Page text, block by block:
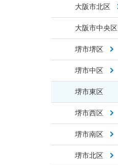
大阪市北区
大阪市中央区
堺市堺区
堺市中区
堺市東区
堺市西区
堺市南区
堺市北区